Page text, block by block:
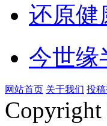
还原健
今世缘
网站首页 关于我们 投